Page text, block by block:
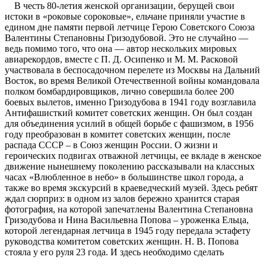
В честь 80-летия женской организации, берущей свои
истоки в «роковые сороковые», ельчане приняли участие в
едином дне памяти первой летчице Герою Советского Союза
Валентины Степановны Гризодубовой. Это не случайно —
ведь помимо того, что она — автор нескольких мировых
авиарекордов, вместе с П. Д. Осипенко и М. М. Расковой
участвовала в беспосадочном перелете из Москвы на Дальний
Восток, во время Великой Отечественной войны командовала
полком бомбардировщиков, лично совершила более 200
боевых вылетов, именно Гризодубова в 1941 году возглавила
Антифашисткий комитет советских женщин. Он был создан
для объединения усилий в общей борьбе с фашизмом, в 1956
году преобразован в комитет советских женщин, после
распада СССР – в Союз женщин России. О жизни и
героических подвигах отважной летчицы, ее вкладе в женское
движение нынешнему поколению рассказывали на классных
часах «Влюбленное в небо» в большинстве школ города, а
также во время экскурсий в краеведческий музей. Здесь ребят
ждал сюрприз: в одном из залов бережно хранится старая
фотография, на которой запечатлены Валентина Степановна
Гризодубова и Нина Васильевна Попова – уроженка Ельца,
которой легендарная летчица в 1945 году передала эстафету
руководства комитетом советских женщин. Н. В. Попова
стояла у его руля 23 года. И здесь необходимо сделать